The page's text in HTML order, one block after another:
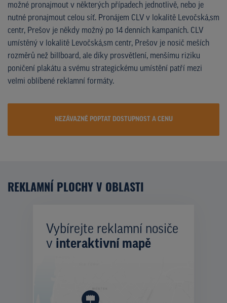
možné pronajmout v některých případech jednotlivě, nebo je
nutné pronajmout celou síť. Pronájem CLV v lokalitě Levočská,sm
centr, Prešov je někdy možný po 14 denních kampaních. CLV
umístěný v lokalitě Levočská,sm centr, Prešov je nosič meších
rozměrů než billboard, ale díky prosvětlení, menšímu riziku
poničení plakátu a svému strategickému umístění patří mezi
velmi oblíbené reklamní formáty.
NEZÁVAZNĚ POPTAT DOSTUPNOST A CENU
REKLAMNÍ PLOCHY V OBLASTI
Vybírejte reklamní nosiče
v interaktivní mapě